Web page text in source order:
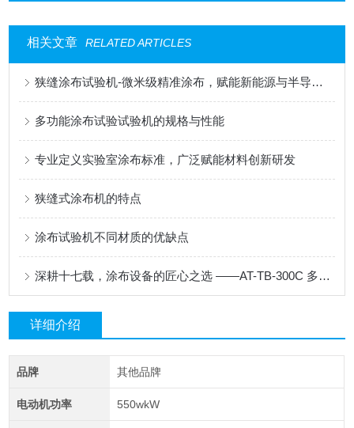
相关文章 RELATED ARTICLES
狭缝涂布试验机-微米级精准涂布，赋能新能源与半导体科研创新
多功能涂布试验试验机的规格与性能
专业定义实验室涂布标准，广泛赋能材料创新研发
狭缝式涂布机的特点
涂布试验机不同材质的优缺点
深耕十七载，涂布设备的匠心之选 ——AT-TB-300C 多功能涂布试验机
详细介绍
品牌 其他品牌
电动机功率 550wkW